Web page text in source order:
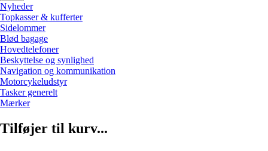
Nyheder
Topkasser & kufferter
Sidelommer
Blød bagage
Hovedtelefoner
Beskyttelse og synlighed
Navigation og kommunikation
Motorcykeludstyr
Tasker generelt
Mærker
Tilføjer til kurv...